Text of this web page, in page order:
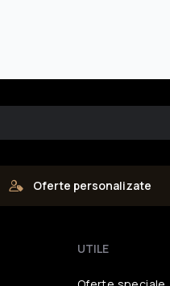
Oferte personalizate
UTILE